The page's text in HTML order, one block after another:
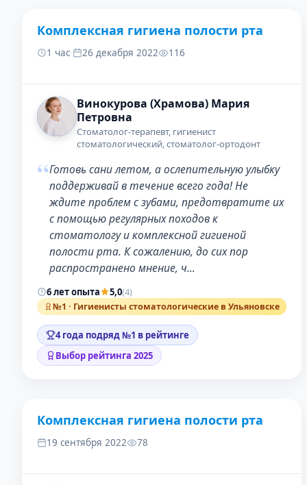
ДО ПОСЛЕ
Комплексная гигиена полости рта
1 час· 26 декабря 2022 116
Винокурова (Храмова) Мария
Петровна
Стоматолог-терапевт, гигиенист
стоматологический, стоматолог-ортодонт
“Готовь сани летом, а ослепительную улыбку
поддерживай в течение всего года! Не
ждите проблем с зубами, предотвратите их
с помощью регулярных походов к
стоматологу и комплексной гигиеной
полости рта. К сожалению, до сих пор
распространено мнение, ч…
6 лет опыта 5,0(4)
№1 · Гигиенисты стоматологические в Ульяновске
4 года подряд №1 в рейтинге
Выбор рейтинга 2025
ДО ПОСЛЕ
Комплексная гигиена полости рта
19 сентября 2022 78